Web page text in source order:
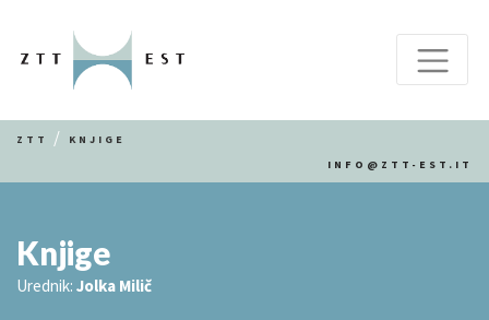
ZTT
KNJIGE
INFO@ZTT-EST.IT
Knjige
Urednik: Jolka Milič